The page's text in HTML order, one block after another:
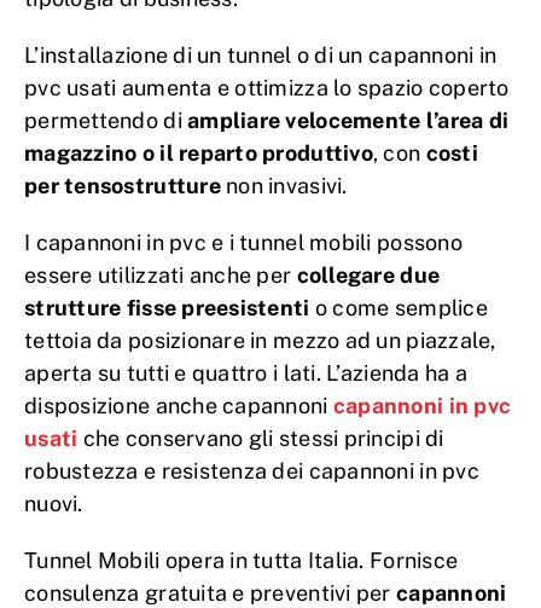
L’installazione di un tunnel o di un capannoni in
pvc usati aumenta e ottimizza lo spazio coperto
permettendo diampliare velocemente l’area di
magazzino o il reparto produttivo, con costi
per tensostrutturenon invasivi.
I capannoni in pvc e i tunnel mobili possono
essere utilizzati anche per collegare due
strutture fisse preesistenti o come semplice
tettoia da posizionare in mezzo ad un piazzale,
aperta su tutti e quattro i lati. L’azienda ha a
disposizione anche capannoni capannoni in pvc
usati che conservano gli stessi principi di
robustezza e resistenza dei capannoni in pvc
nuovi.
Tunnel Mobili opera in tutta Italia. Fornisce
consulenza gratuita e preventivi per capannoni